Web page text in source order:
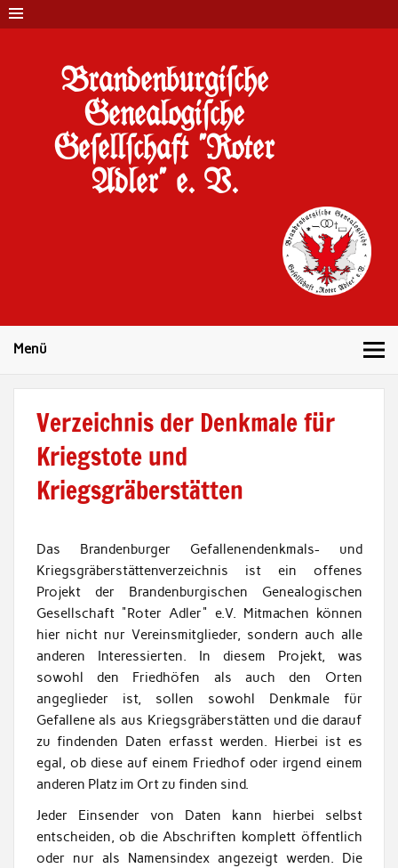
Brandenburgi#che
Genealogi#che
Ge#ell#chaft "Roter
Adler" e. V.
Menü
Verzeichnis der Denkmale für
Kriegstote und
Kriegsgräberstätten
Das Brandenburger Gefallenendenkmals- und
Kriegsgräberstättenverzeichnis ist ein offenes
Projekt der Brandenburgischen Genealogischen
Gesellschaft "Roter Adler" e.V. Mitmachen können
hier nicht nur Vereinsmitglieder, sondern auch alle
anderen Interessierten. In diesem Projekt, was
sowohl den Friedhöfen als auch den Orten
angeglieder ist, sollen sowohl Denkmale für
Gefallene als aus Kriegsgräberstätten und die darauf
zu findenden Daten erfasst werden. Hierbei ist es
egal, ob diese auf einem Friedhof oder irgend einem
anderen Platz im Ort zu finden sind.
Jeder Einsender von Daten kann hierbei selbst
entscheiden, ob die Abschriften komplett öffentlich
oder nur als Namensindex angezeigt werden. Die